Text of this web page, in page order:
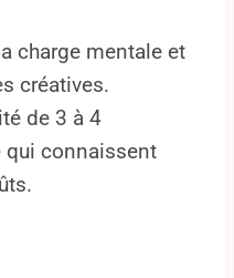
charge mentale et
créatives.
de 3 à 4
qui connaissent